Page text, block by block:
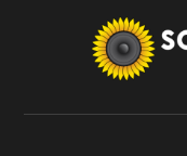
Fai Girare Musica